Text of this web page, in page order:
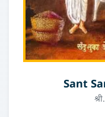
Sant